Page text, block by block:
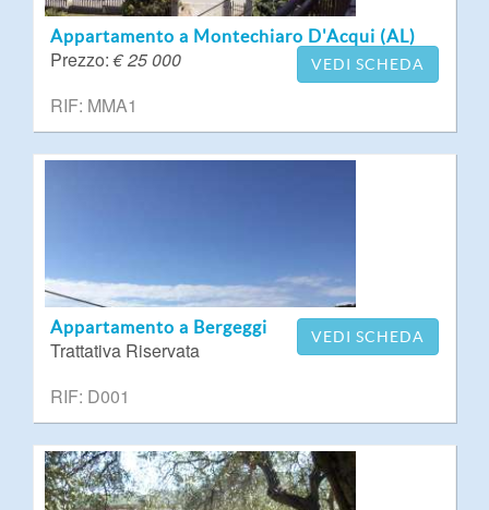
Appartamento a Montechiaro D'Acqui (AL)
VEDI SCHEDA
Prezzo:€ 25 000
RIF: MMA1
Appartamento a Bergeggi VEDI SCHEDA
Trattativa Riservata
RIF: D001